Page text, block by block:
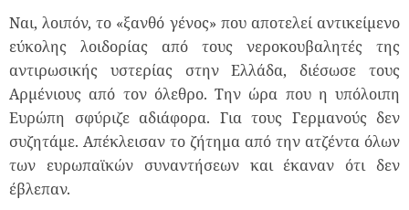
Ναι, λοιπόν, το «ξανθό γένος» που αποτελεί αντικείμενο
εύκολης λοιδορίας από τους νεροκουβαλητές της
αντιρωσικής υστερίας στην Ελλάδα, διέσωσε τους
Αρμένιους από τον όλεθρο. Την ώρα που η υπόλοιπη
Ευρώπη σφύριζε αδιάφορα. Για τους Γερμανούς δεν
συζητάμε. Απέκλεισαν το ζήτημα από την ατζέντα όλων
των ευρωπαϊκών συναντήσεων και έκαναν ότι δεν
έβλεπαν.